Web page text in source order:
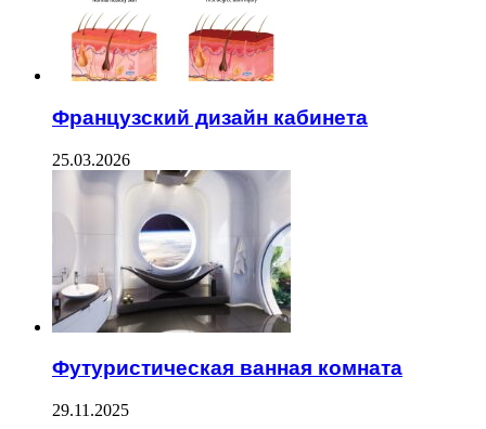
Французский дизайн кабинета
25.03.2026
Футуристическая ванная комната
29.11.2025